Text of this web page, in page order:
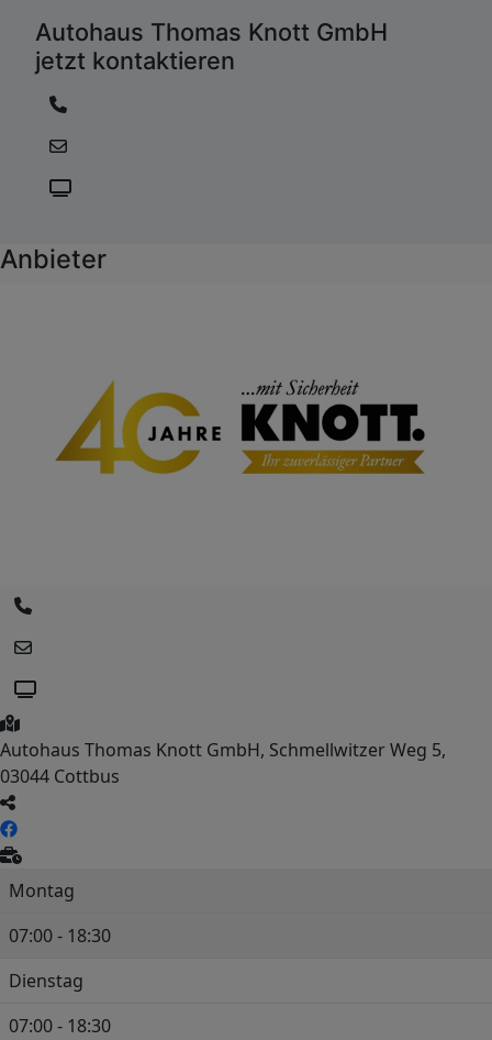
Autohaus Thomas Knott GmbH
jetzt kontaktieren
Anbieter
Autohaus Thomas Knott GmbH, Schmellwitzer Weg 5,
03044 Cottbus
Montag
07:00 - 18:30
Dienstag
07:00 - 18:30